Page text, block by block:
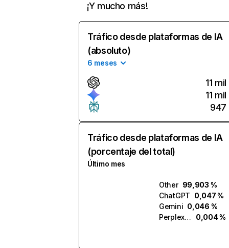
¡Y mucho más!
Tráfico desde plataformas de IA
(absoluto)
6 meses
11 mil
11 mil
947
Tráfico desde plataformas de IA
(porcentaje del total)
Último mes
Other 99,903 %
ChatGPT 0,047 %
Gemini 0,046 %
Perplexity
0,004 %